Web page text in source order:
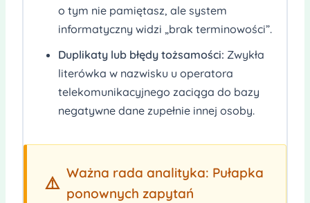
o tym nie pamiętasz, ale system
informatyczny widzi „brak terminowości”.
Duplikaty lub błędy tożsamości: Zwykła
literówka w nazwisku u operatora
telekomunikacyjnego zaciąga do bazy
negatywne dane zupełnie innej osoby.
⚠️ Ważna rada analityka: Pułapka
ponownych zapytań